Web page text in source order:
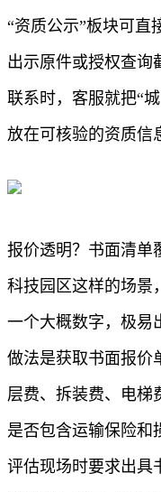
“资质公示”板块可直
出示原件或授权查询
联系时，客服就把“
放在可核验的资质信
报价透明？书面清单
科技园区这样的场景
一个大概数字，极易
做法是获取书面报价
层费、拆装费、电梯
是否包含运输保险和
评估现场时要求出具